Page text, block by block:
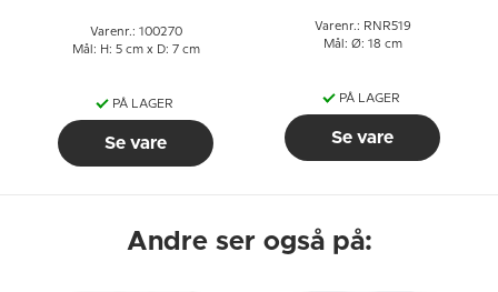
Varenr.: 100270
Mål: H: 5 cm x D: 7 cm
PÅ LAGER
Se vare
Varenr.: RNR519
Mål: Ø: 18 cm
PÅ LAGER
Se vare
Andre ser også på: